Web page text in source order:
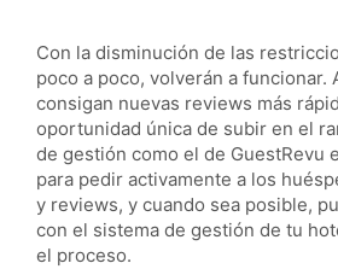
Con la disminución de las
poco a poco, volverán a funcionar.
consigan nuevas reviews más
oportunidad única de subir en el
de gestión como el de GuestRevu
para pedir activamente a los
y reviews, y cuando sea posible,
con el sistema de gestión de tu
el proceso.